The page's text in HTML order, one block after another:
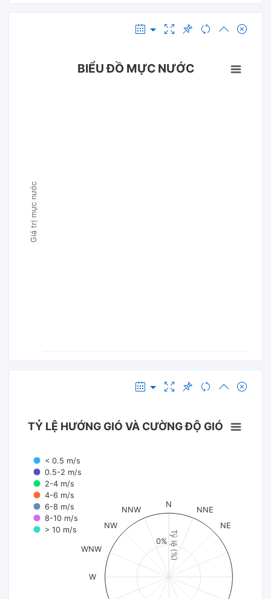
Giá trị mực nước
BIỂU ĐỒ MỰC NƯỚC
Tỷ lệ (%)
TỶ LỆ HƯỚNG GIÓ VÀ CƯỜNG ĐỘ GIÓ
< 0.5 m/s
0.5-2 m/s
2-4 m/s
4-6 m/s
6-8 m/s
8-10 m/s
> 10 m/s
N
NNE
NE
W
WNW
NW
NNW
0%